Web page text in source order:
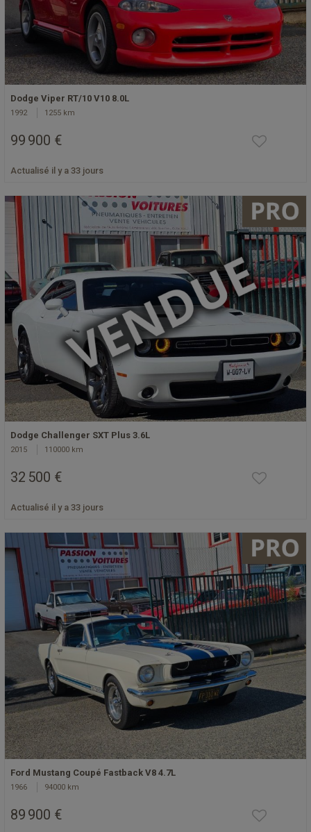
Dodge Viper RT/10 V10 8.0L
1992 1255 km
99 900 €
Actualisé il y a 33 jours
Dodge Challenger SXT Plus 3.6L
2015 110000 km
32 500 €
Actualisé il y a 33 jours
Ford Mustang Coupé Fastback V8 4.7L
1966 94000 km
89 900 €